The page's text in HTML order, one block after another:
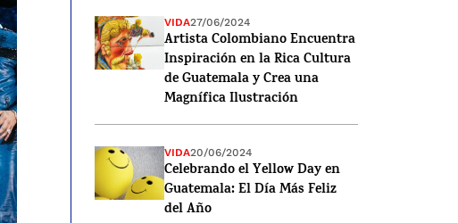
VIDA27/06/2024
Artista Colombiano Encuentra
Inspiración en la Rica Cultura
de Guatemala y Crea una
Magnífica Ilustración
VIDA20/06/2024
Celebrando el Yellow Day en
Guatemala: El Día Más Feliz
del Año